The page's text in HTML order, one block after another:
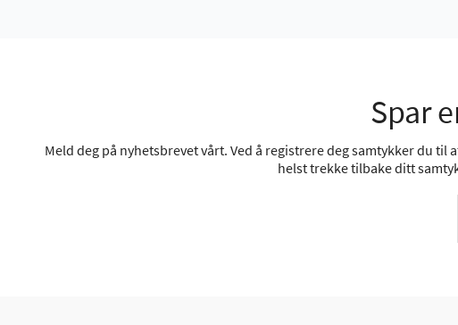
Spar
Meld deg på nyhetsbrevet vårt. Ved å registrere deg samtykker du
helst trekke tilbake ditt